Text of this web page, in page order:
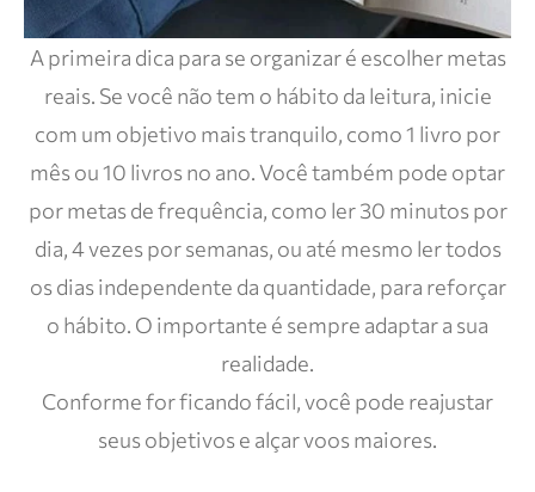
A primeira dica para se organizar é escolher metas
reais. Se você não tem o hábito da leitura, inicie
com um objetivo mais tranquilo, como 1 livro por
mês ou 10 livros no ano. Você também pode optar
por metas de frequência, como ler 30 minutos por
dia, 4 vezes por semanas, ou até mesmo ler todos
os dias independente da quantidade, para reforçar
o hábito. O importante é sempre adaptar a sua
realidade.
Conforme for ficando fácil, você pode reajustar
seus objetivos e alçar voos maiores.